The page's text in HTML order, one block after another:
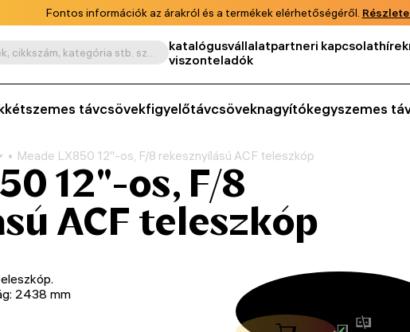
Fontos információk az árakról és a termékek elérhetőségéről.
Keresés termék, cikkszám, kategória stb. szerint katalógusvállalatpartneri kapcsolathírek
viszonteladók
kétszemes távcsövekfigyelőtávcsöveknagyítókegyszemes
Meade LX850 12"-os, F/8 rekesznyílású ACF teleszkóp
12"-os, F/8
ACF teleszkóp
2438 mm